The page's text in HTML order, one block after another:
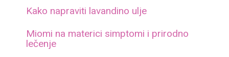
Kako napraviti lavandino ulje
Miomi na materici simptomi i prirodno
lečenje